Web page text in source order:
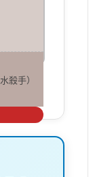
殺手）